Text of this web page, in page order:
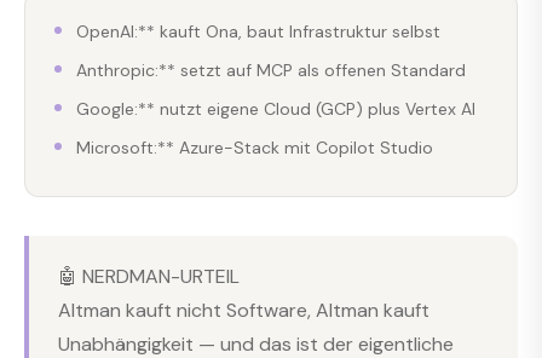
OpenAI:** kauft Ona, baut Infrastruktur selbst
Anthropic:** setzt auf MCP als offenen Standard
Google:** nutzt eigene Cloud (GCP) plus Vertex AI
Microsoft:** Azure-Stack mit Copilot Studio
🤖 NERDMAN-URTEIL
Altman kauft nicht Software, Altman kauft
Unabhängigkeit — und das ist der eigentliche